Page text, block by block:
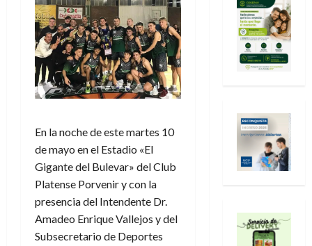
En la noche de este martes 10
de mayo en el Estadio «El
Gigante del Bulevar» del Club
Platense Porvenir y con la
presencia del Intendente Dr.
Amadeo Enrique Vallejos y del
Subsecretario de Deportes